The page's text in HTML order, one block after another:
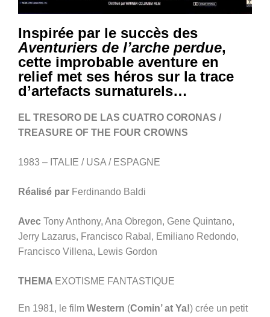
Inspirée par le succès des
Aventuriers de l’arche perdue,
cette improbable aventure en
relief met ses héros sur la trace
d’artefacts surnaturels…
EL TRESORO DE LAS CUATRO CORONAS /
TREASURE OF THE FOUR CROWNS
1983 – ITALIE / USA / ESPAGNE
Réalisé par Ferdinando Baldi
Avec Tony Anthony, Ana Obregon, Gene Quintano,
Jerry Lazarus, Francisco Rabal, Emiliano Redondo,
Francisco Villena, Lewis Gordon
THEMA EXOTISME FANTASTIQUE
En 1981, le film Western (Comin’ at Ya!) crée un petit